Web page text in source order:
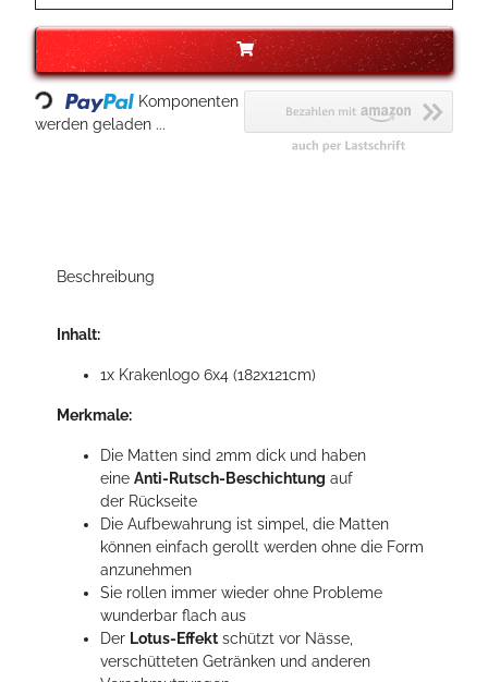
Loading...
Komponenten
werden geladen ...
Beschreibung
Inhalt:
1x Krakenlogo 6x4 (182x121cm)
Merkmale:
Die Matten sind 2mm dick und haben
eine Anti-Rutsch-Beschichtung auf
der Rückseite
Die Aufbewahrung ist simpel, die Matten
können einfach gerollt werden ohne die Form
anzunehmen
Sie rollen immer wieder ohne Probleme
wunderbar flach aus
Der Lotus-Effekt schützt vor Nässe,
verschütteten Getränken und anderen